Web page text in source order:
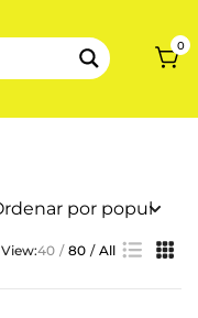
0
View:40 80 All